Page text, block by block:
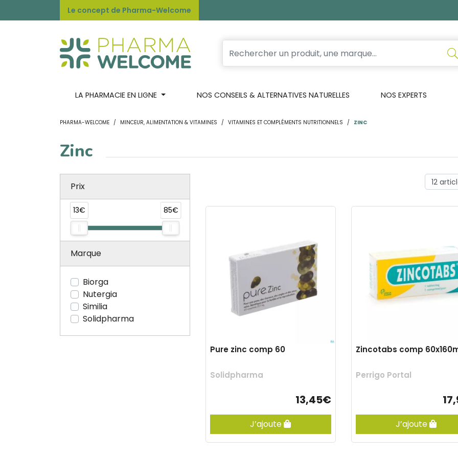
Le concept de Pharma-Welcome
LA PHARMACIE EN LIGNE NOS CONSEILS & ALTERNATIVES NATURELLES NOS EXPERTS
PHARMA-WELCOME MINCEUR, ALIMENTATION & VITAMINES VITAMINES ET COMPLÉMENTS NUTRITIONNELS ZINC
Zinc
Prix
13€ 85€
Marque
Biorga
Nutergia
Similia
Solidpharma
Pure zinc comp 60
Solidpharma
13,45€
J’ajoute
Zincotabs comp
Perrigo Portal
J’ajoute